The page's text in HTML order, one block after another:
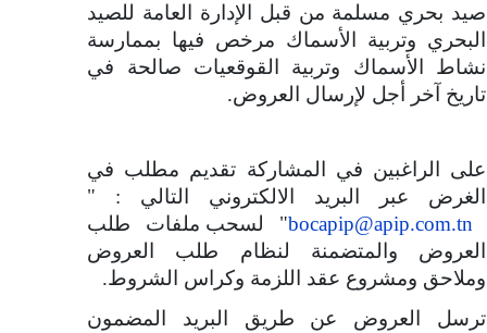
صيد بحري مسلمة من قبل الإدارة العامة للصيد
البحري وتربية الأسماك مرخص فيها بممارسة
نشاط الأسماك وتربية القوقعيات صالحة في
تاريخ آخر أجل لإرسال العروض.
على الراغبين في المشاركة تقديم مطلب في
الغرض عبر البريد الالكتروني التالي : "
bocapip@apip.com.tn
"
لسحب ملفات طلب
العروض والمتضمنة لنظام طلب العروض
وملاحق ومشروع عقد اللزمة وكراس الشروط.
ترسل العروض عن طريق البريد المضمون